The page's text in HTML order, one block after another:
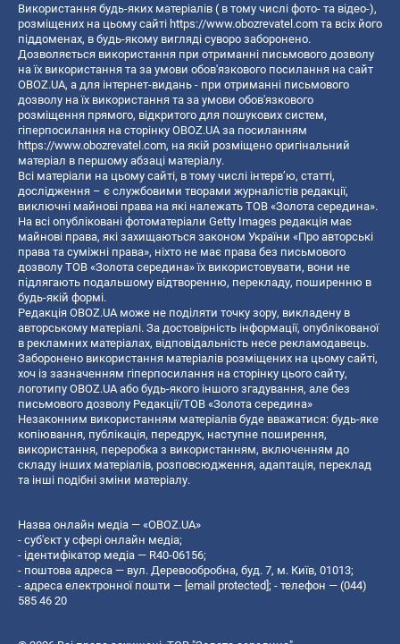
Використання будь-яких матеріалів ( в тому числі фото- та відео-),
розміщених на цьому сайті https://www.obozrevatel.com та всіх його
піддоменах, в будь-якому вигляді суворо заборонено.
Дозволяється використання при отриманні письмового дозволу
на їх використання та за умови обов'язкового посилання на сайт
OBOZ.UA, а для інтернет-видань - при отриманні письмового
дозволу на їх використання та за умови обов'язкового
розміщення прямого, відкритого для пошукових систем,
гіперпосилання на сторінку OBOZ.UA за посиланням
https://www.obozrevatel.com, на якій розміщено оригінальний
матеріал в першому абзаці матеріалу.
Всі матеріали на цьому сайті, в тому числі інтерв’ю, статті,
дослідження – є службовими творами журналістів редакції,
виключні майнові права на які належать ТОВ «Золота середина».
На всі опубліковані фотоматеріали Getty Images редакція має
майнові права, які захищаються законом України «Про авторські
права та суміжні права», ніхто не має права без письмового
дозволу ТОВ «Золота середина» їх використовувати, вони не
підлягають подальшому відтворенню, перекладу, поширенню в
будь-якій формі.
Редакція OBOZ.UA може не поділяти точку зору, викладену в
авторському матеріалі. За достовірність інформації, опублікованої
в рекламних матеріалах, відповідальність несе рекламодавець.
Заборонено використання матеріалів розміщених на цьому сайті,
хоч із зазначенням гіперпосилання на сторінку цього сайту,
логотипу OBOZ.UA або будь-якого іншого згадування, але без
письмового дозволу Редакції/ТОВ «Золота середина»
Незаконним використанням матеріалів буде вважатися: будь-яке
копiювання, публiкацiя, передрук, наступне поширення,
використання, переробка з використанням, включенням до
складу інших матеріалів, розповсюдження, адаптація, переклад
та інші подібні зміни матеріалу.
Назва онлайн медіа — «OBOZ.UA»
- суб'єкт у сфері онлайн медіа;
- ідентифікатор медіа — R40-06156;
- поштова адреса — вул. Деревообробна, буд. 7, м. Київ, 01013;
- адреса електронної пошти — [email protected]; - телефон — (044)
585 46 20